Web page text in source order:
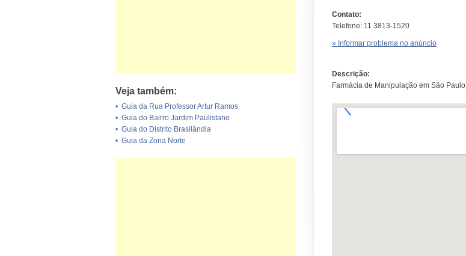
Veja também:
• Guia da Rua Professor Artur Ramos
• Guia do Bairro Jardim Paulistano
• Guia do Distrito Brasilândia
• Guia da Zona Norte
Contato:
Telefone: 11 3813-1520
» Informar problema no anúncio
Descrição:
Farmácia de Manipulação em São Paulo